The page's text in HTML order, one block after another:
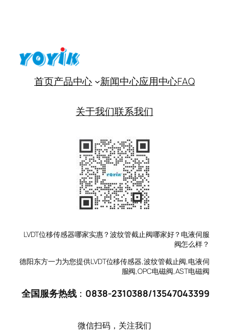
首页产品中心 新闻中心应用中心FAQ
关于我们联系我们
LVDT位移传感器哪家实惠？波纹管截止阀哪家好？电液伺服
阀怎么样？
德阳东方一力为您提供LVDT位移传感器,波纹管截止阀,电液伺
服阀,OPC电磁阀,AST电磁阀
全国服务热线： 0838-2310388/13547043399
微信扫码，关注我们